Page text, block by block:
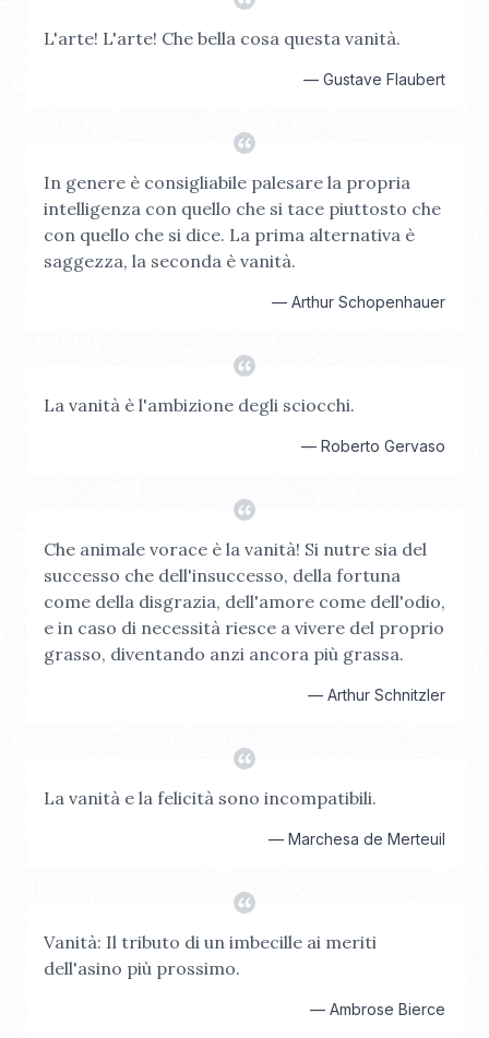
L'arte! L'arte! Che bella cosa questa vanità.
— Gustave Flaubert
In genere è consigliabile palesare la propria
intelligenza con quello che si tace piuttosto che
con quello che si dice. La prima alternativa è
saggezza, la seconda è vanità.
— Arthur Schopenhauer
La vanità è l'ambizione degli sciocchi.
— Roberto Gervaso
Che animale vorace è la vanità! Si nutre sia del
successo che dell'insuccesso, della fortuna
come della disgrazia, dell'amore come dell'odio,
e in caso di necessità riesce a vivere del proprio
grasso, diventando anzi ancora più grassa.
— Arthur Schnitzler
La vanità e la felicità sono incompatibili.
— Marchesa de Merteuil
Vanità: Il tributo di un imbecille ai meriti
dell'asino più prossimo.
— Ambrose Bierce